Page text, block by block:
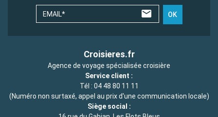
EMAIL* OK
Croisieres.fr
Agence de voyage spécialisée croisière
Service client :
Tél : 04 48 80 11 11
(Numéro non surtaxé, appel au prix d'une communication locale)
Siège social :